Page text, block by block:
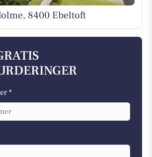
8400 Ebeltoft
*